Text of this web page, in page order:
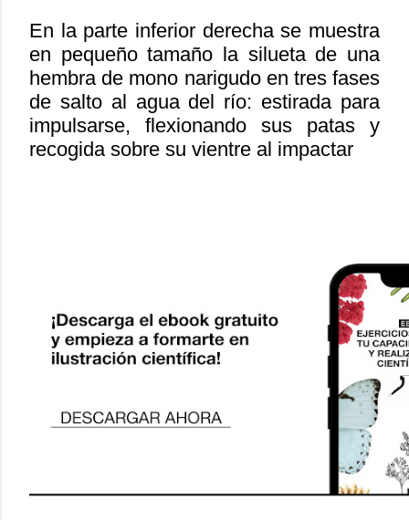
En la parte inferior derecha se muestra
en pequeño tamaño la silueta de una
hembra de mono narigudo en tres fases
de salto al agua del río: estirada para
impulsarse, flexionando sus patas y
recogida sobre su vientre al impactar